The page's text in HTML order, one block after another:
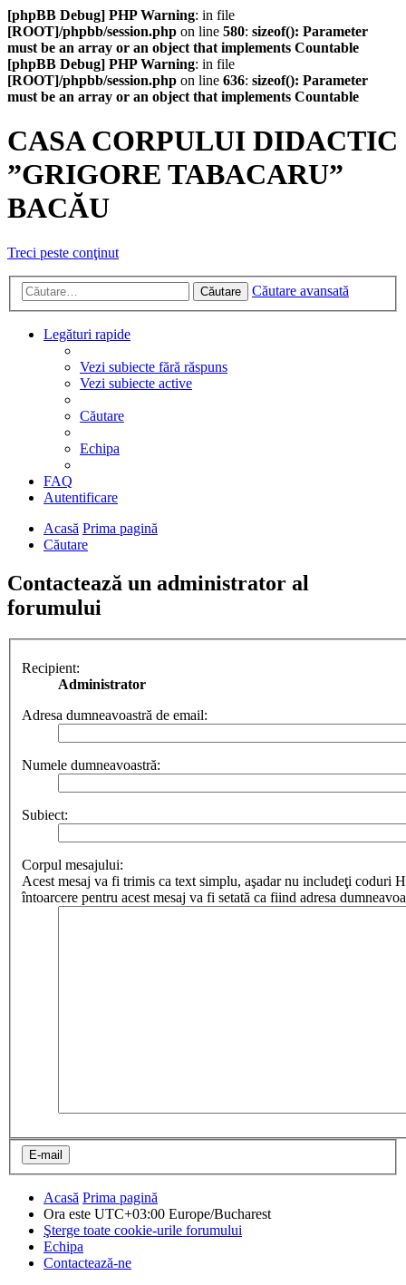
[phpBB Debug] PHP Warning: in file
[ROOT]/phpbb/session.php on line 580: sizeof(): Parameter
must be an array or an object that implements Countable
[phpBB Debug] PHP Warning: in file
[ROOT]/phpbb/session.php on line 636: sizeof(): Parameter
must be an array or an object that implements Countable
CASA CORPULUI DIDACTIC
”GRIGORE TABACARU”
BACĂU
Treci peste conţinut
Căutare Căutare avansată
Legături rapide
Vezi subiecte fără răspuns
Vezi subiecte active
Căutare
Echipa
FAQ
Autentificare
Acasă Prima pagină
Căutare
Contactează un administrator al
forumului
Recipient:
Administrator
Adresa dumneavoastră de email:
Numele dumneavoastră:
Subiect:
Corpul mesajului:
Acest mesaj va fi trimis ca text simplu, aşadar nu includeţi coduri
întoarcere pentru acest mesaj va fi setată ca fiind adresa
Acasă Prima pagină
Ora este UTC+03:00 Europe/Bucharest
Şterge toate cookie-urile forumului
Echipa
Contactează-ne